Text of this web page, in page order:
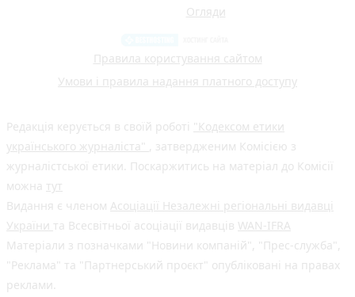
Огляди
Правила користування сайтом
Умови і правила надання платного доступу
Редакція керується в своїй роботі "Кодексом етики
українського журналіста" , затвердженим Комісією з
журналістської етики. Поскаржитись на матеріал до Комісії
можна тут
Видання є членом Асоціації Незалежні регіональні видавці
України та Всесвітньої асоціації видавців WAN-IFRA
Матеріали з позначками "Новини компаній", "Прес-служба",
"Реклама" та "Партнерський проєкт" опубліковані на правах
реклами.